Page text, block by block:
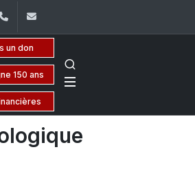
+961 (1) 421 644
un don
150 ans